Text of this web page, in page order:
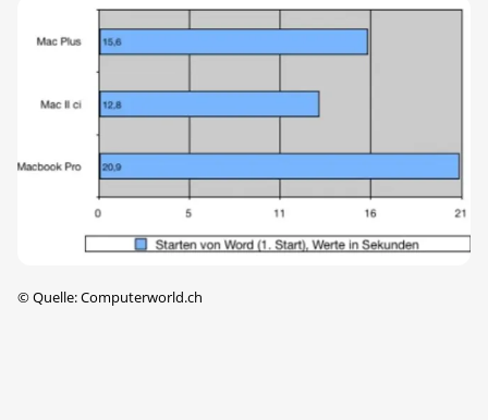
©Quelle: Computerworld.ch